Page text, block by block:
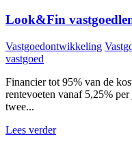
Look&Fin
Vastgoedontwikkeling
vastgoed
Financier tot 95% van de
rentevoeten vanaf 5,25%
twee...
Lees verder